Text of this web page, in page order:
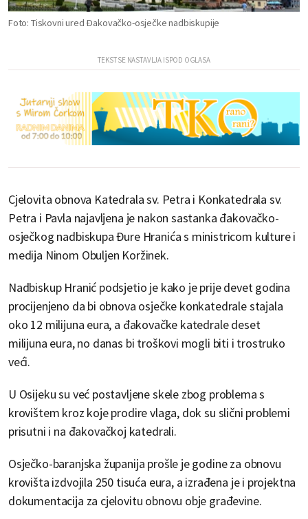
Foto: Tiskovni ured Đakovačko-osječke nadbiskupije
Cjelovita obnova Katedrala sv. Petra i Konkatedrala sv.
Petra i Pavla najavljena je nakon sastanka đakovačko-
osječkog nadbiskupa Đure Hranića s ministricom kulture i
medija Ninom Obuljen Koržinek.
Nadbiskup Hranić podsjetio je kako je prije devet godina
procijenjeno da bi obnova osječke konkatedrale stajala
oko 12 milijuna eura, a đakovačke katedrale deset
milijuna eura, no danas bi troškovi mogli biti i trostruko
veći.
U Osijeku su već postavljene skele zbog problema s
krovištem kroz koje prodire vlaga, dok su slični problemi
prisutni i na đakovačkoj katedrali.
Osječko-baranjska županija prošle je godine za obnovu
krovišta izdvojila 250 tisuća eura, a izrađena je i projektna
dokumentacija za cjelovitu obnovu obje građevine.